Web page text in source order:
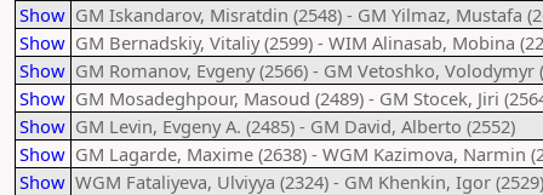
Show GM Iskandarov, Misratdin (2548) - GM Yilmaz, Mustafa
Show GM Bernadskiy, Vitaliy (2599) - WIM Alinasab, Mobina
Show GM Romanov, Evgeny (2566) - GM Vetoshko, Volodymyr
Show GM Mosadeghpour, Masoud (2489) - GM Stocek, Jiri
Show GM Levin, Evgeny A. (2485) - GM David, Alberto (2552)
Show GM Lagarde, Maxime (2638) - WGM Kazimova, Narmin
Show WGM Fataliyeva, Ulviyya (2324) - GM Khenkin, Igor (2529)